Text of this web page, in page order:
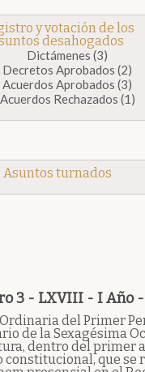
y votación de los
desahogados
Dictámenes (3)
Decretos Aprobados (2)
Acuerdos Aprobados (3)
Acuerdos Rechazados (1)
Asuntos turnados
3 - LXVIII - I Año -
del Primer
de la Sexagésima
dentro del primer
constitucional, que se